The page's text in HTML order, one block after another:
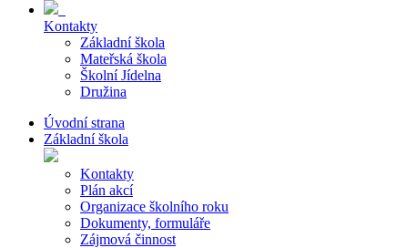
Kontakty
Základní škola
Mateřská škola
Školní Jídelna
Družina
Úvodní strana
Základní škola
Kontakty
Plán akcí
Organizace školního roku
Dokumenty, formuláře
Zájmová činnost